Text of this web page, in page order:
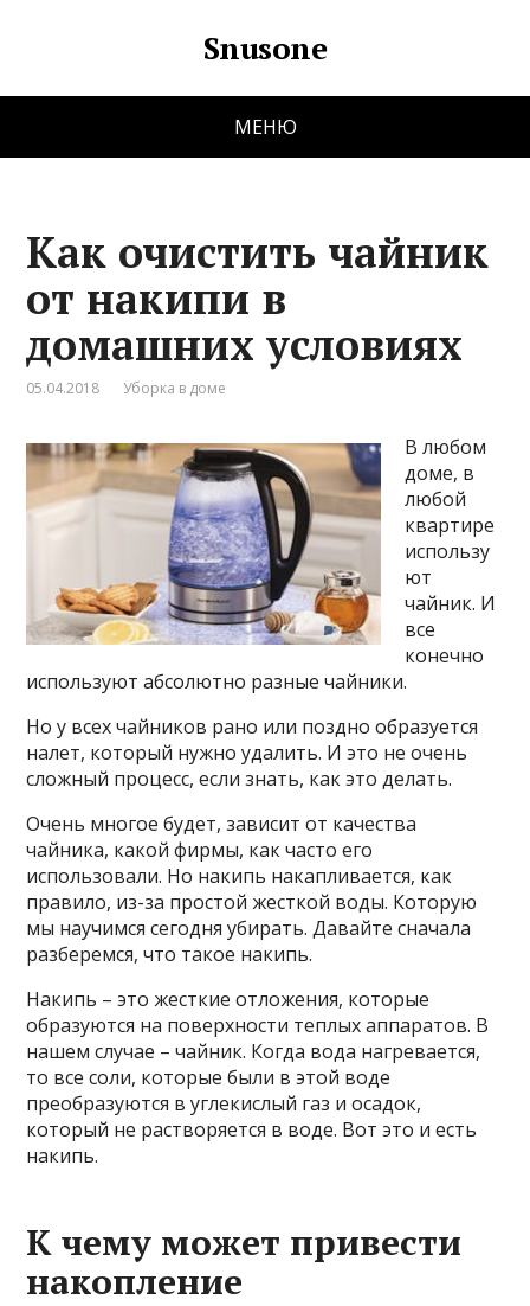
Snusone
МЕНЮ
Как очистить чайник
от накипи в
домашних условиях
05.04.2018 Уборка в доме
В любом
доме, в
любой
квартире
использу
ют
чайник. И
все
конечно
используют абсолютно разные чайники.
Но у всех чайников рано или поздно образуется
налет, который нужно удалить. И это не очень
сложный процесс, если знать, как это делать.
Очень многое будет, зависит от качества
чайника, какой фирмы, как часто его
использовали. Но накипь накапливается, как
правило, из-за простой жесткой воды. Которую
мы научимся сегодня убирать. Давайте сначала
разберемся, что такое накипь.
Накипь – это жесткие отложения, которые
образуются на поверхности теплых аппаратов. В
нашем случае – чайник. Когда вода нагревается,
то все соли, которые были в этой воде
преобразуются в углекислый газ и осадок,
который не растворяется в воде. Вот это и есть
накипь.
К чему может привести
накопление